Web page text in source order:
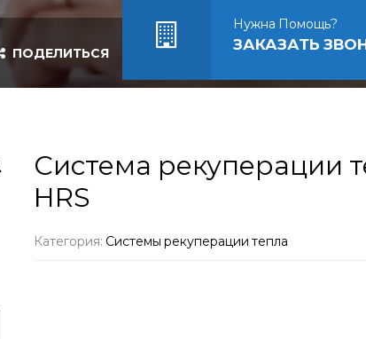
ПОДЕЛИТЬСЯ
Нужна Помощь?
ЗАКАЗАТЬ
Система рекуперации
HRS
Категория: Системы рекуперации тепла